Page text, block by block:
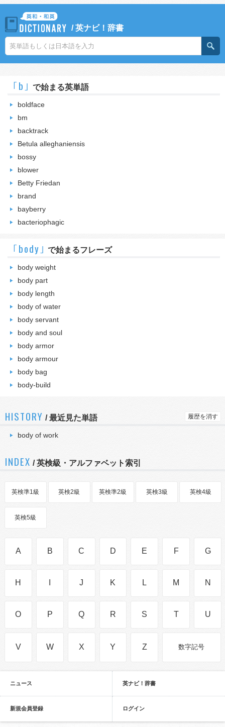
/英ナビ！辞書
｢b｣ で始まる英単語
boldface
bm
backtrack
Betula alleghaniensis
bossy
blower
Betty Friedan
brand
bayberry
bacteriophagic
｢body｣ で始まるフレーズ
body weight
body part
body length
body of water
body servant
body and soul
body armor
body armour
body bag
body-build
HISTORY /最近見た単語 履歴を消す
body of work
INDEX / 英検級・アルファベット索引
英検準1級 英検2級 英検準2級 英検3級 英検4級
英検5級
A B C D E F G
H J K L M N
O P Q R S T U
V W X Y Z 数字記号
ニュース 英ナビ！辞書
新規会員登録 ログイン